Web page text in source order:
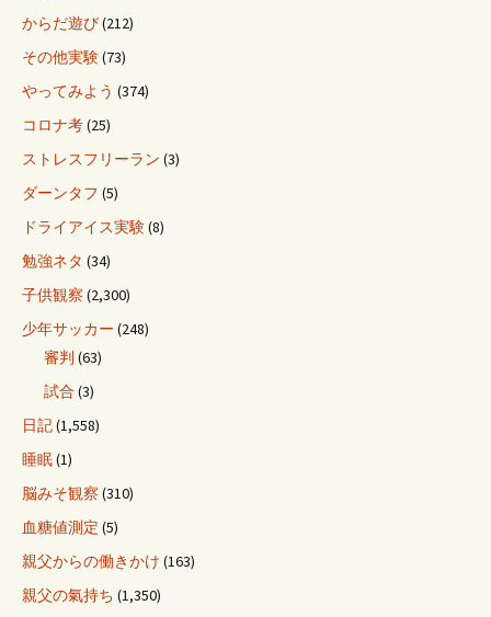
からだ遊び(212)
その他実験(73)
やってみよう (374)
コロナ考(25)
ストレスフリーラン (3)
ダーンタフ (5)
ドライアイス実験(8)
勉強ネタ (34)
子供観察 (2,300)
少年サッカー (248)
審判 (63)
試合 (3)
日記(1,558)
睡眠(1)
脳みそ観察 (310)
血糖値測定 (5)
親父からの働きかけ (163)
親父の氣持ち (1,350)